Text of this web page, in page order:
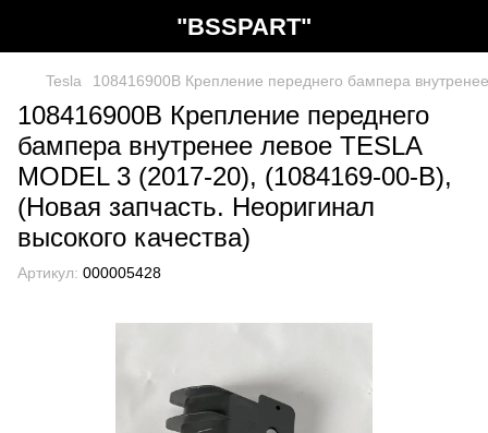
"BSSPART"
Tesla 108416900B Крепление переднего бампера
108416900B Крепление переднего
бампера внутренее левое TESLA
MODEL 3 (2017-20), (1084169-00-B),
(Новая запчасть. Неоригинал
высокого качества)
Артикул: 000005428